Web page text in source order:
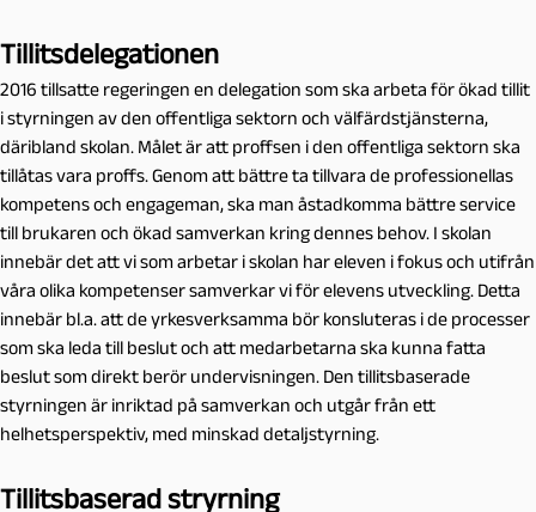
Tillitsdelegationen
2016 tillsatte regeringen en delegation som ska arbeta för ökad tillit
i styrningen av den offentliga sektorn och välfärdstjänsterna,
däribland skolan. Målet är att proffsen i den offentliga sektorn ska
tillåtas vara proffs. Genom att bättre ta tillvara de professionellas
kompetens och engageman, ska man åstadkomma bättre service
till brukaren och ökad samverkan kring dennes behov. I skolan
innebär det att vi som arbetar i skolan har eleven i fokus och utifrån
våra olika kompetenser samverkar vi för elevens utveckling. Detta
innebär bl.a. att de yrkesverksamma bör konsluteras i de processer
som ska leda till beslut och att medarbetarna ska kunna fatta
beslut som direkt berör undervisningen. Den tillitsbaserade
styrningen är inriktad på samverkan och utgår från ett
helhetsperspektiv, med minskad detaljstyrning.
Tillitsbaserad stryrning